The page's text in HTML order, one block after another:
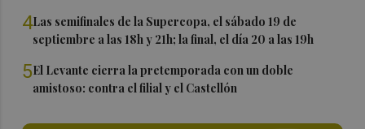
4Las semifinales de la Supercopa, el sábado 19 de
septiembre a las 18h y 21h; la final, el día 20 a las 19h
5El Levante cierra la pretemporada con un doble
amistoso: contra el filial y el Castellón